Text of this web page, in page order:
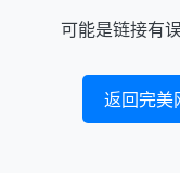
可能是链接有
返回完美